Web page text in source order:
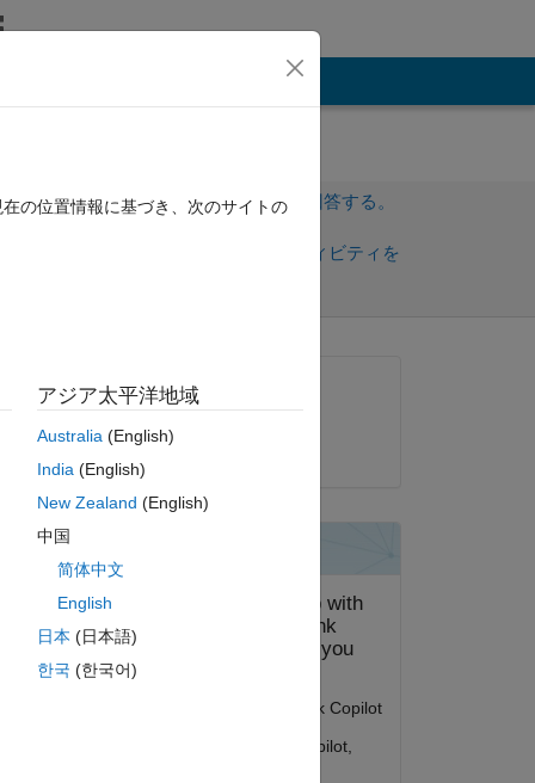
サインインしてこの質問に回答する。
サインインしてアクティビティを
"http://www.isearch-project.eu/isearch/RUCoD"
質問済み:
2019 年 6 月 6 日
の位置情報に基づき、次のサイトの
アジア太平洋地域
Australia(English)
India(English)
New Zealand (English)
中国
简体中文
English
日本 (日本語)
한국 (한국어)